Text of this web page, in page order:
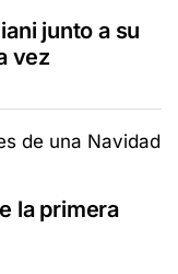
junto a su
vez
la primera